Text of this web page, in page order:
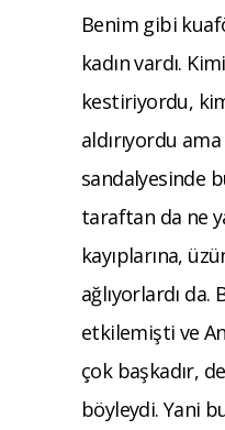
Benim gibi
kadın vardı.
kestiriyordu,
aldırıyordu
sandalyesinde
taraftan da ne
kayıplarına,
ağlıyorlardı da.
etkilemişti ve
çok başkadır,
böyleydi. Yani